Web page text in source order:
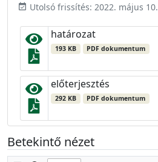
event_available Utolsó frissítés: 2022. május 10.
határozat
193 KB PDF dokumentum
előterjesztés
292 KB PDF dokumentum
Betekintő nézet